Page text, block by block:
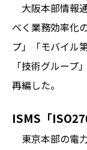
大阪本部情報
べく業務効率化
プ」「モバイル
「技術グループ
再編した。
ISMS「
東京本部の電